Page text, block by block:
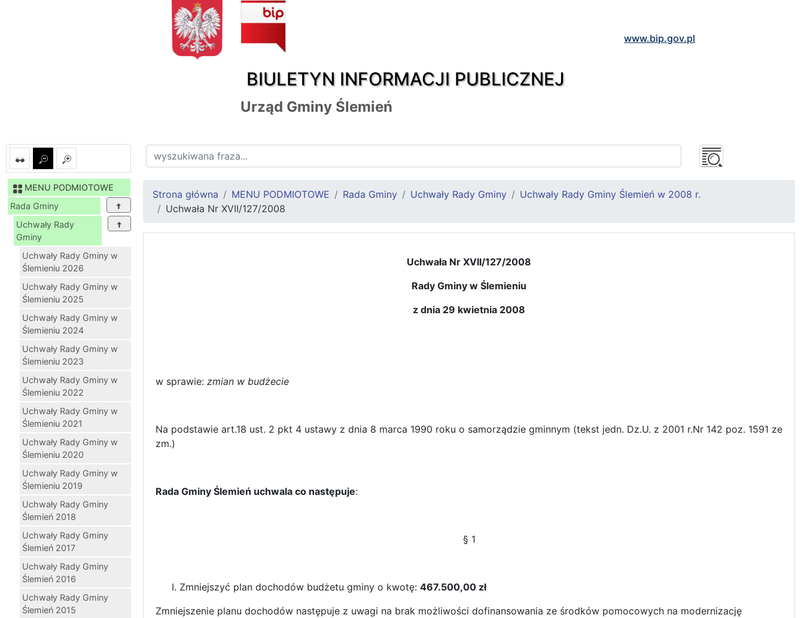
BIULETYN INFORMACJI PUBLICZNEJ
www.bip.gov.pl
Urząd Gminy Ślemień
MENU PODMIOTOWE
Rada Gminy
Uchwały Rady
Gminy
Uchwały Rady Gminy w
Ślemieniu 2026
Uchwały Rady Gminy w
Ślemieniu 2025
Uchwały Rady Gminy w
Ślemieniu 2024
Uchwały Rady Gminy w
Ślemieniu 2023
Uchwały Rady Gminy w
Ślemieniu 2022
Uchwały Rady Gminy w
Ślemieniu 2021
Uchwały Rady Gminy w
Ślemieniu 2020
Uchwały Rady Gminy w
Ślemieniu 2019
Uchwały Rady Gminy
Ślemień 2018
Uchwały Rady Gminy
Ślemień 2017
Uchwały Rady Gminy
Ślemień 2016
Uchwały Rady Gminy
Ślemień 2015
Strona główna MENU PODMIOTOWE Rada Gminy Uchwały Rady Gminy
Uchwały Rady Gminy Ślemień w 2008 r.
Uchwała Nr XVII/127/2008
Uchwała Nr XVII/127/2008
Rady Gminy w Ślemieniu
z dnia 29 kwietnia 2008
w sprawie: zmian w budżecie
Na podstawie art.18 ust. 2 pkt 4 ustawy z dnia 8 marca 1990 roku o samorządzie gminnym (tekst jedn. Dz.U. z 2001 r.Nr 142 poz. 1591 ze
zm.)
Rada Gminy Ślemień uchwala co następuje:
§ 1
Zmniejszyć plan dochodów budżetu gminy o kwotę: 467.500,00 zł
Zmniejszenie planu dochodów następuje z uwagi na brak możliwości dofinansowania ze środków pomocowych na modernizację